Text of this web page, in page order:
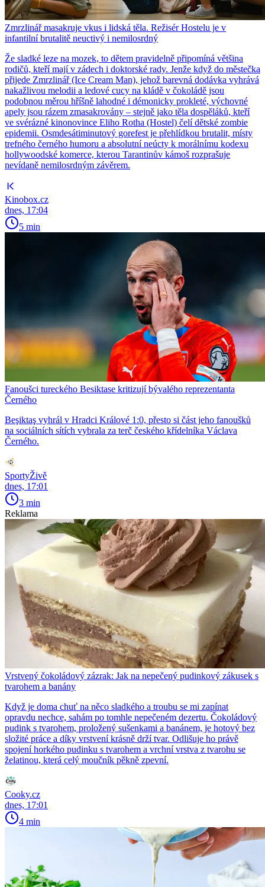
Zmrzlinář masakruje vkus i lidská těla. Režisér Hostelu je v
infantilní brutalitě neuctivý i nemilosrdný
Že sladké leze na mozek, to dětem pravidelně připomíná většina
rodičů, kteří mají v zádech i doktorské rady. Jenže když do městečka
přijede Zmrzlinář (Ice Cream Man), jehož barevná dodávka vyhrává
nakažlivou melodii a ledové cucy na kládě v čokoládě jsou
podobnou měrou hříšně lahodné i démonicky prokleté, výchovné
apely jsou rázem zmasakrovány – stejně jako těla dospěláků, kteří
ve svérázné kinonovince Eliho Rotha (Hostel) čelí dětské zombie
epidemii. Osmdesátiminutový gorefest je přehlídkou brutalit, místy
trefného černého humoru a absolutní neúcty k morálnímu kodexu
hollywoodské komerce, kterou Tarantinův kámoš rozprašuje
nevídaně nemilosrdným závěrem.
Kinobox.cz
dnes, 17:04
5 min
Fanoušci tureckého Besiktase kritizují bývalého reprezentanta
Černého
Beşiktaş vyhrál v Hradci Králové 1:0, přesto si část jeho fanoušků
na sociálních sítích vybrala za terč českého křídelníka Václava
Černého.
SportyŽivě
dnes, 17:01
3 min
Reklama
Vrstvený čokoládový zázrak: Jak na nepečený pudinkový zákusek s
tvarohem a banány
Když je doma chuť na něco sladkého a troubu se mi zapínat
opravdu nechce, sahám po tomhle nepečeném dezertu. Čokoládový
pudink s tvarohem, proložený sušenkami a banánem, je hotový bez
složité práce a díky vrstvení krásně drží tvar. Odlišuje ho právě
spojení horkého pudinku s tvarohem a vrchní vrstva z tvarohu se
želatinou, která celý moučník pěkně zpevní.
Cooky.cz
dnes, 17:01
4 min